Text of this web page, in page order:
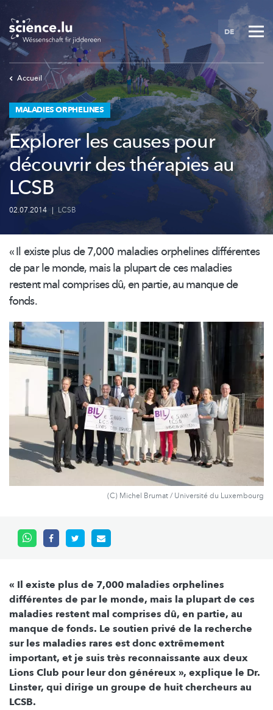
Skip
main
content
DE
Accueil
MALADIES ORPHELINES
Explorer les causes pour
découvrir des thérapies au
LCSB
02.07.2014 | LCSB
« Il existe plus de 7,000 maladies orphelines différentes
de par le monde, mais la plupart de ces maladies
restent mal comprises dû, en partie, au manque de
fonds.
(C) Michel Brumat / Université du Luxembourg
« Il existe plus de 7,000 maladies orphelines
différentes de par le monde, mais la plupart de ces
maladies restent mal comprises dû, en partie, au
manque de fonds. Le soutien privé de la recherche
sur les maladies rares est donc extrêmement
important, et je suis très reconnaissante aux deux
Lions Club pour leur don généreux », explique le Dr.
Linster, qui dirige un groupe de huit chercheurs au
LCSB.